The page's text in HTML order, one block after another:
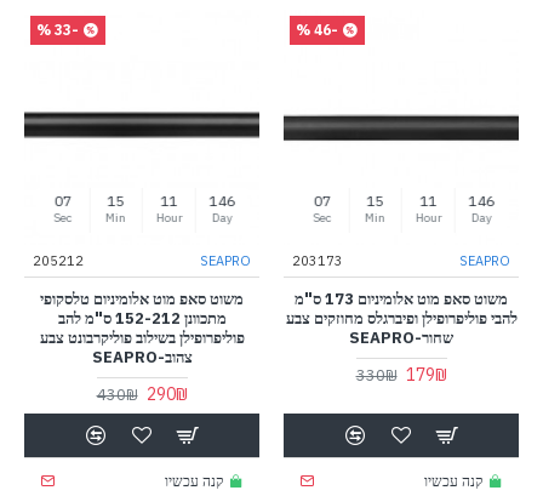
-46 %
146
Day
11
Hour
15
Min
07
Sec
SEAPRO
203173
משוט סאפ מוט אלומיניום 173 ס"מ
להבי פוליפרופילן ופיברגלס מחוזקים צבע
שחור-SEAPRO
179₪
330₪
קנה עכשיו
-33 %
146
Day
11
Hour
15
Min
07
Sec
SEAPRO
205212
משוט סאפ מוט אלומיניום טלסקופי
מתכוונן 152-212 ס"מ להב
פוליפרופילן בשילוב פוליקרבונט צבע
צהוב-SEAPRO
290₪
430₪
קנה עכשיו